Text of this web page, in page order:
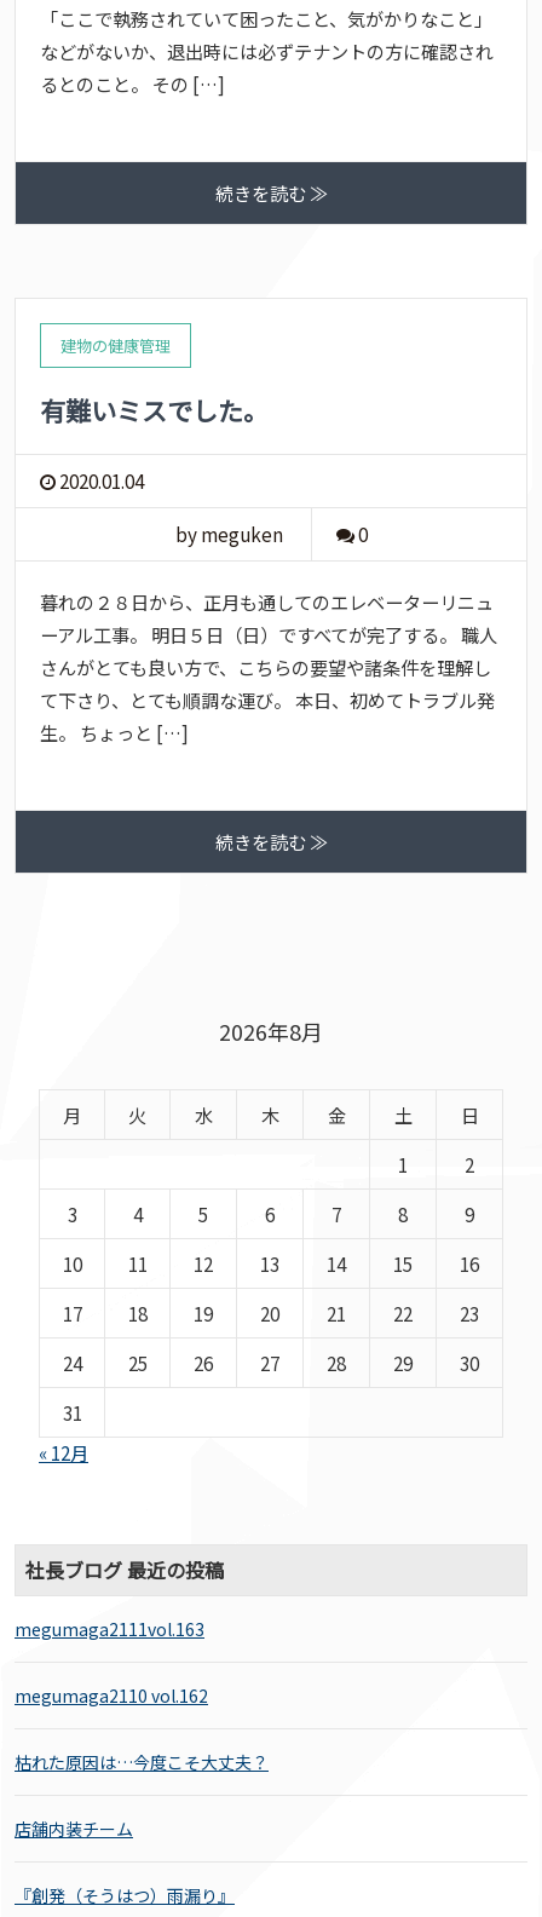
「ここで執務されていて困ったこと、気がかりなこと」
などがないか、退出時には必ずテナントの方に確認され
るとのこと。 その […]
続きを読む ≫
建物の健康管理
有難いミスでした。
2020.01.04
by meguken
0
暮れの２８日から、正月も通してのエレベーターリニュ
ーアル工事。 明日５日（日）ですべてが完了する。 職人
さんがとても良い方で、こちらの要望や諸条件を理解し
て下さり、とても順調な運び。 本日、初めてトラブル発
生。 ちょっと […]
続きを読む ≫
2026年8月
月 火 水 木 金 土
日
1
2
3
4 5 6 7 8
9
10
11 12 13 14 15
16
17
18 19 20 21 22
23
24
25 26 27 28 29
30
31
« 12月
社長ブログ 最近の投稿
megumaga2111vol.163
megumaga2110 vol.162
枯れた原因は…今度こそ大丈夫？
店舗内装チーム
『創発（そうはつ）雨漏り』